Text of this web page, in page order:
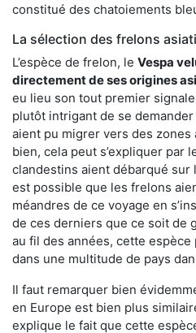
constitué des chatoiements
La sélection des frelons
L’espèce de frelon, le Vespa
directement de ses origines
eu lieu son tout premier
plutôt intrigant de se
aient pu migrer vers des zones
bien, cela peut s’expliquer par
clandestins aient débarqué sur
est possible que les frelons
méandres de ce voyage en
de ces derniers que ce soit de
au fil des années, cette espèce
dans une multitude de pays
Il faut remarquer bien
en Europe est bien plus
explique le fait que cette